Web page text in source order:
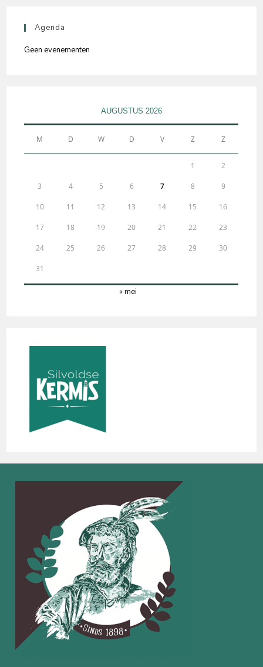
Agenda
Geen evenementen
AUGUSTUS 2026
M D W D V Z Z
1 2
3 4 5 6 7 8 9
10 11 12 13 14 15 16
17 18 19 20 21 22 23
24 25 26 27 28 29 30
31
« mei